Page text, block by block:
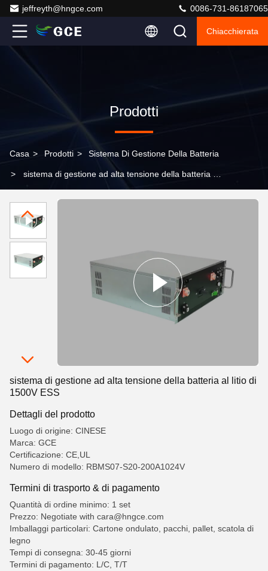
jeffreyth@hngce.com 0086-731-86187065
Chiacchierata
Prodotti
Casa > Prodotti > Sistema Di Gestione Della Batteria
> sistema di gestione ad alta tensione della batteria al
sistema di gestione ad alta tensione della batteria al litio di
1500V ESS
Dettagli del prodotto
Luogo di origine: CINESE
Marca: GCE
Certificazione: CE,UL
Numero di modello: RBMS07-S20-200A1024V
Termini di trasporto & di pagamento
Quantità di ordine minimo: 1 set
Prezzo: Negotiate with cara@hngce.com
Imballaggi particolari: Cartone ondulato, pacchi, pallet, scatola di
legno
Tempi di consegna: 30-45 giorni
Termini di pagamento: L/C, T/T